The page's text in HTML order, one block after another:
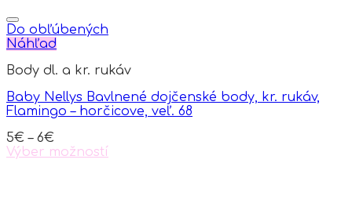
page
product
has
multiple
The
may
be
on
the
Do obľúbených
Náhľad
Body dl. a kr. rukáv
Baby Nellys Bavlnené dojčenské body, kr. rukáv,
Flamingo – horčicove, veľ. 68
5€ – 6€
Výber možností